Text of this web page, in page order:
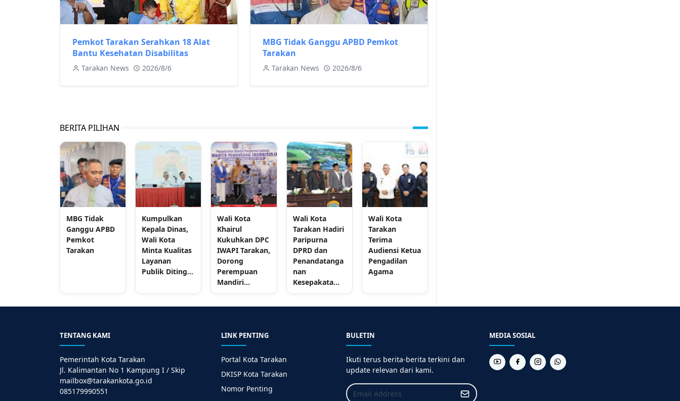
Pemkot Tarakan Serahkan 18 Alat
Bantu Kesehatan Disabilitas
Tarakan News 2026/8/6
MBG Tidak Ganggu APBD Pemkot
Tarakan
Tarakan News 2026/8/6
BERITA PILIHAN
MBG Tidak
Ganggu APBD
Pemkot
Tarakan
Kumpulkan
Kepala Dinas,
Wali Kota
Minta Kualitas
Layanan
Publik Diting...
Wali Kota
Khairul
Kukuhkan DPC
IWAPI Tarakan,
Dorong
Perempuan
Mandiri...
Wali Kota
Tarakan Hadiri
Paripurna
DPRD dan
Penandatanga
nan
Kesepakata...
Wali Kota
Tarakan
Terima
Audiensi Ketua
Pengadilan
Agama
TENTANG KAMI
Pemerintah Kota Tarakan
Jl. Kalimantan No 1 Kampung I / Skip
mailbox@tarakankota.go.id
085179990551
LINK PENTING
Portal Kota Tarakan
DKISP Kota Tarakan
Nomor Penting
BULETIN
Ikuti terus berita-berita terkini dan
update relevan dari kami.
MEDIA SOSIAL